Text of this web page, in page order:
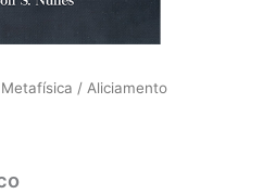
Metafísica / Aliciamento